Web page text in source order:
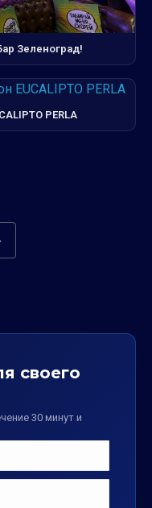
Зеленоград!
PERLA
своего
30 минут и